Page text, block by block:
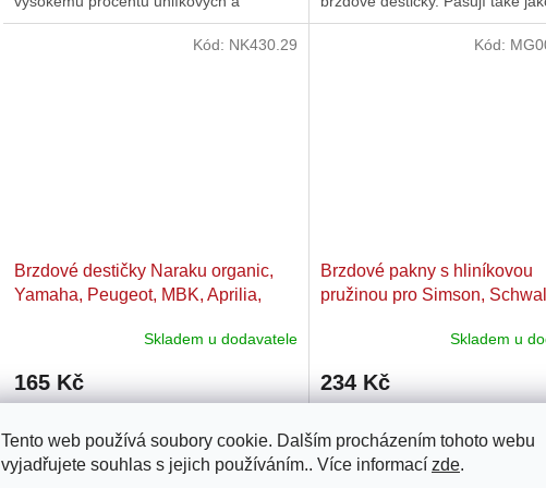
Tento web používá soubory cookie. Dalším procházením tohoto webu
vyjadřujete souhlas s jejich používáním.. Více informací zde.
kovových vláken spolu se...
destičky na nové PCX 125 od
Brzdové destičky Naraku organic,
Yamaha, Peugeot, MBK, Aprilia,
Skladem u dodavatele
165 Kč
standardní směsi organic, která je velmi
podobná směsi co mají originální
Kód: NK430.29
Brzdové pakny s hliníkovou
pružinou pro Simson,
S53, S83, SR4-2, SR4-3,
Skladem u
234 Kč
vhodná pro Simson Schwalbe a
KR51, S50, S51, S70, S53,
Kód: